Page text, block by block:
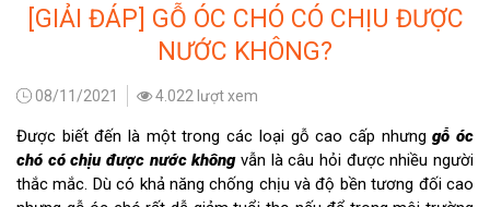
[GIẢI ĐÁP] GỖ ÓC CHÓ CÓ CHỊU ĐƯỢC
NƯỚC KHÔNG?
08/11/2021 4.022 lượt xem
Được biết đến là một trong các loại gỗ cao cấp nhưnggỗ óc
chó có chịu được nước không vẫn là câu hỏi được nhiều người
thắc mắc. Dù có khả năng chống chịu và độ bền tương đối cao